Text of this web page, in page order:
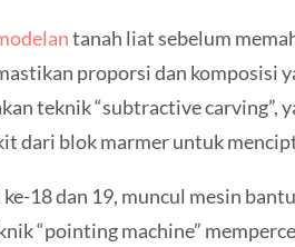
tanah liat sebelum
proporsi dan komposisi
teknik “subtractive
dari blok marmer untuk
ke-18 dan 19, muncul mesin
“pointing machine”